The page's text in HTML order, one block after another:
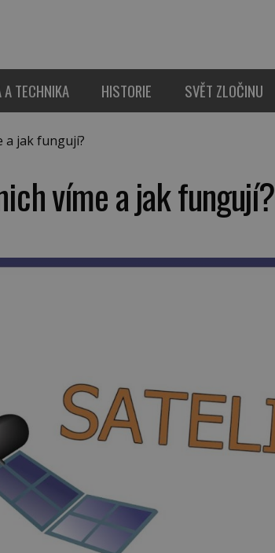
A TECHNIKA HISTORIE SVĚT ZLOČINU
a jak fungují?
víme a jak fungují?